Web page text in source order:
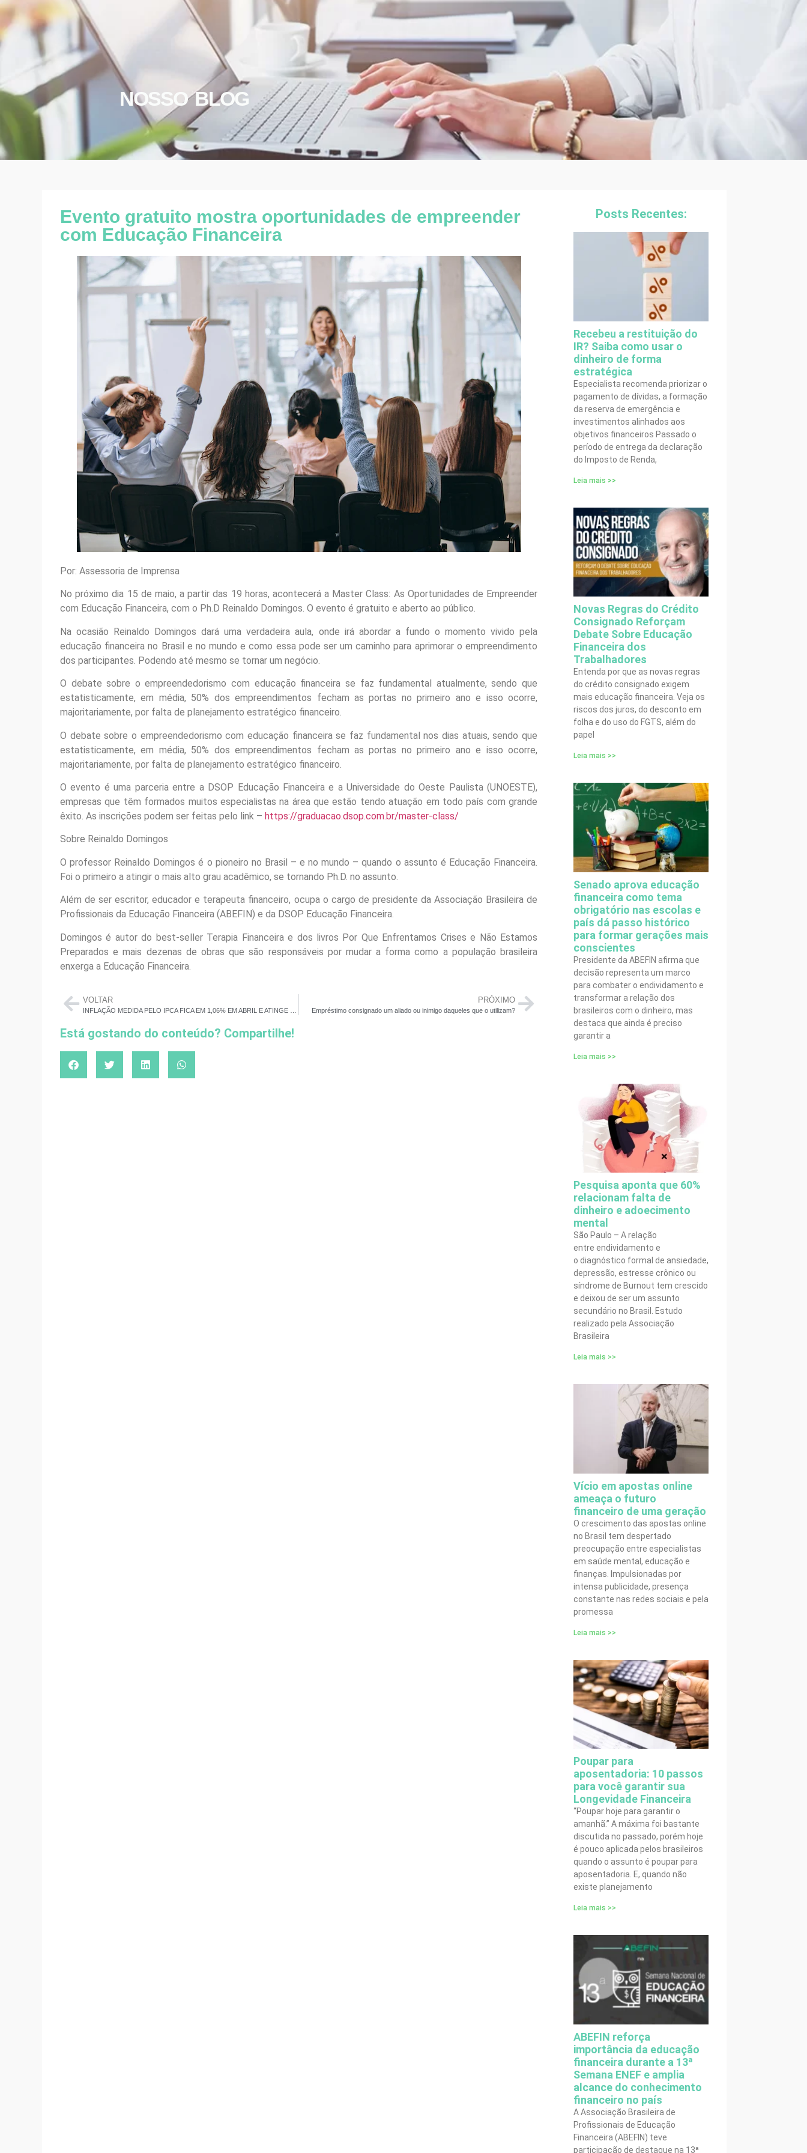
NOSSO BLOG
Evento gratuito mostra oportunidades de empreender
com Educação Financeira
Por: Assessoria de Imprensa
No próximo dia 15 de maio, a partir das 19 horas, acontecerá a Master Class: As Oportunidades de Empreender
com Educação Financeira, com o Ph.D Reinaldo Domingos. O evento é gratuito e aberto ao público.
Na ocasião Reinaldo Domingos dará uma verdadeira aula, onde irá abordar a fundo o momento vivido pela
educação financeira no Brasil e no mundo e como essa pode ser um caminho para aprimorar o empreendimento
dos participantes. Podendo até mesmo se tornar um negócio.
O debate sobre o empreendedorismo com educação financeira se faz fundamental atualmente, sendo que
estatisticamente, em média, 50% dos empreendimentos fecham as portas no primeiro ano e isso ocorre,
majoritariamente, por falta de planejamento estratégico financeiro.
O debate sobre o empreendedorismo com educação financeira se faz fundamental nos dias atuais, sendo que
estatisticamente, em média, 50% dos empreendimentos fecham as portas no primeiro ano e isso ocorre,
majoritariamente, por falta de planejamento estratégico financeiro.
O evento é uma parceria entre a DSOP Educação Financeira e a Universidade do Oeste Paulista (UNOESTE),
empresas que têm formados muitos especialistas na área que estão tendo atuação em todo país com grande
êxito. As inscrições podem ser feitas pelo link – https://graduacao.dsop.com.br/master-class/
Sobre Reinaldo Domingos
O professor Reinaldo Domingos é o pioneiro no Brasil – e no mundo – quando o assunto é Educação Financeira.
Foi o primeiro a atingir o mais alto grau acadêmico, se tornando Ph.D. no assunto.
Além de ser escritor, educador e terapeuta financeiro, ocupa o cargo de presidente da Associação Brasileira de
Profissionais da Educação Financeira (ABEFIN) e da DSOP Educação Financeira.
Domingos é autor do best-seller Terapia Financeira e dos livros Por Que Enfrentamos Crises e Não Estamos
Preparados e mais dezenas de obras que são responsáveis por mudar a forma como a população brasileira
enxerga a Educação Financeira.
VOLTAR PRÓXIMO
Empréstimo consignado um aliado ou inimigo daqueles que o utilizam?
Está gostando do conteúdo? Compartilhe!
Posts Recentes:
Recebeu a restituição do
IR? Saiba como usar o
dinheiro de forma
estratégica
Especialista recomenda priorizar o
pagamento de dívidas, a formação
da reserva de emergência e
investimentos alinhados aos
objetivos financeiros Passado o
período de entrega da declaração
do Imposto de Renda,
Leia mais >>
Novas Regras do Crédito
Consignado Reforçam
Debate Sobre Educação
Financeira dos
Trabalhadores
Entenda por que as novas regras
do crédito consignado exigem
mais educação financeira. Veja os
riscos dos juros, do desconto em
folha e do uso do FGTS, além do
papel
Leia mais >>
Senado aprova educação
financeira como tema
obrigatório nas escolas e
país dá passo histórico
para formar gerações mais
conscientes
Presidente da ABEFIN afirma que
decisão representa um marco
para combater o endividamento e
transformar a relação dos
brasileiros com o dinheiro, mas
destaca que ainda é preciso
garantir a
Leia mais >>
Pesquisa aponta que 60%
relacionam falta de
dinheiro e adoecimento
mental
São Paulo – A relação
entre endividamento e
o diagnóstico formal de ansiedade,
depressão, estresse crônico ou
síndrome de Burnout tem crescido
e deixou de ser um assunto
secundário no Brasil. Estudo
realizado pela Associação
Brasileira
Leia mais >>
Vício em apostas online
ameaça o futuro
financeiro de uma geração
O crescimento das apostas online
no Brasil tem despertado
preocupação entre especialistas
em saúde mental, educação e
finanças. Impulsionadas por
intensa publicidade, presença
constante nas redes sociais e pela
promessa
Leia mais >>
Poupar para
aposentadoria: 10 passos
para você garantir sua
Longevidade Financeira
“Poupar hoje para garantir o
amanhã.” A máxima foi bastante
discutida no passado, porém hoje
é pouco aplicada pelos brasileiros
quando o assunto é poupar para
aposentadoria. E, quando não
existe planejamento
Leia mais >>
ABEFIN reforça
importância da educação
financeira durante a 13ª
Semana ENEF e amplia
alcance do conhecimento
financeiro no país
A Associação Brasileira de
Profissionais de Educação
Financeira (ABEFIN) teve
participação de destaque na 13ª